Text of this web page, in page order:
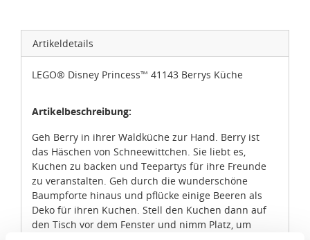
Artikeldetails
LEGO® Disney Princess™ 41143 Berrys Küche
Artikelbeschreibung:
Geh Berry in ihrer Waldküche zur Hand. Berry ist
das Häschen von Schneewittchen. Sie liebt es,
Kuchen zu backen und Teepartys für ihre Freunde
zu veranstalten. Geh durch die wunderschöne
Baumpforte hinaus und pflücke einige Beeren als
Deko für ihren Kuchen. Stell den Kuchen dann auf
den Tisch vor dem Fenster und nimm Platz, um